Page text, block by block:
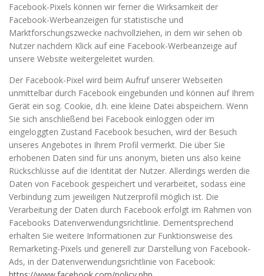
Facebook-Pixels können wir ferner die Wirksamkeit der
Facebook-Werbeanzeigen für statistische und
Marktforschungszwecke nachvollziehen, in dem wir sehen ob
Nutzer nachdem Klick auf eine Facebook-Werbeanzeige auf
unsere Website weitergeleitet wurden.
Der Facebook-Pixel wird beim Aufruf unserer Webseiten
unmittelbar durch Facebook eingebunden und können auf Ihrem
Gerät ein sog. Cookie, d.h. eine kleine Datei abspeichern. Wenn
Sie sich anschließend bei Facebook einloggen oder im
eingeloggten Zustand Facebook besuchen, wird der Besuch
unseres Angebotes in Ihrem Profil vermerkt. Die über Sie
erhobenen Daten sind für uns anonym, bieten uns also keine
Rückschlüsse auf die Identität der Nutzer. Allerdings werden die
Daten von Facebook gespeichert und verarbeitet, sodass eine
Verbindung zum jeweiligen Nutzerprofil möglich ist. Die
Verarbeitung der Daten durch Facebook erfolgt im Rahmen von
Facebooks Datenverwendungsrichtlinie. Dementsprechend
erhalten Sie weitere Informationen zur Funktionsweise des
Remarketing-Pixels und generell zur Darstellung von Facebook-
Ads, in der Datenverwendungsrichtlinie von Facebook: